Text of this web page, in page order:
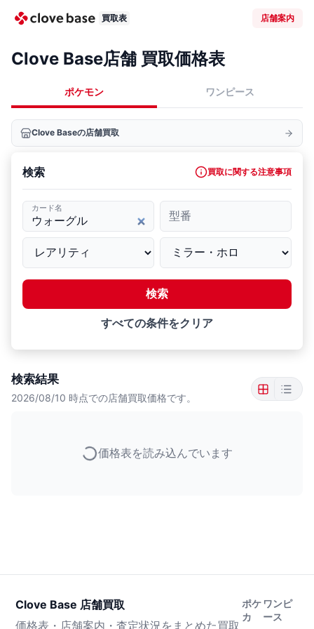
買取表 店舗案内
Clove Base店舗 買取価格表
ポケモン ワンピース
Clove Baseの店舗買取
検索 買取に関する注意事項
カード名
型番
検索
すべての条件をクリア
検索結果
2026/08/10 時点での店舗買取価格です。
価格表を読み込んでいます
Clove Base 店舗買取
価格表・店舗案内・査定状況をまとめた買取
ポケ
カ
ワンピ
ース